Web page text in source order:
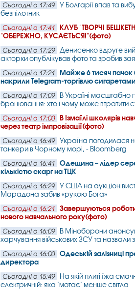
Сьогодні о 17:49
У Болгарії впав та
безпілотник
Сьогодні о 17:41
КЛУБ "ТВОРЧІ
"ОБЕРЕЖНО, КУСАЄТЬСЯ!"(фото)
Сьогодні о 17:29
Денисенко вдруге
акторки опублікував фото та зробив
Сьогодні о 17:21
Майже 6 тисяч пачок
накрили Telegram-торгівлю сигаретами
Сьогодні о 17:09
В Україні масштабно
бронювання: хто і чому може втратити
Сьогодні о 17:00
В Ізмаїлі школярів
через театр імпровізації(фото)
Сьогодні о 16:49
Україна погодилася
танкери в Чорному морі, - Bloomberg
Сьогодні о 16:41
Одещина – лідер
кількістю скарг на ТЦК
Сьогодні о 16:29
У США на аукціон
Марадона забив «рукою Бога»
Сьогодні о 16:21
Завершуються
нового навчального року(фото)
Сьогодні о 16:09
В Міноборони
харчування військових ЗСУ та назвали
Сьогодні о 16:00
Одеській залізниці
директора
Сьогодні о 15:49
На якій плиті їжа
електричній: яка "мотає" менше світла